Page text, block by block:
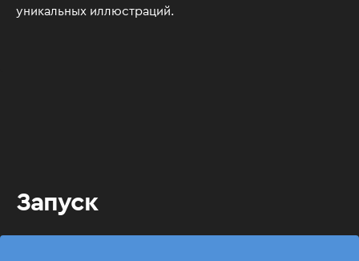
уникальных иллюстраций.
Запуск